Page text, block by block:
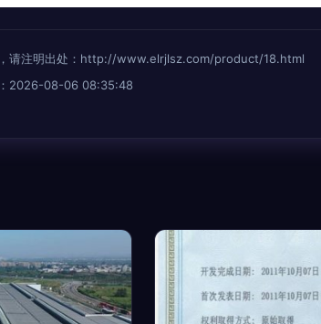
请注明出处：http://www.elrjlsz.com/product/18.html
2026-08-06 08:35:48